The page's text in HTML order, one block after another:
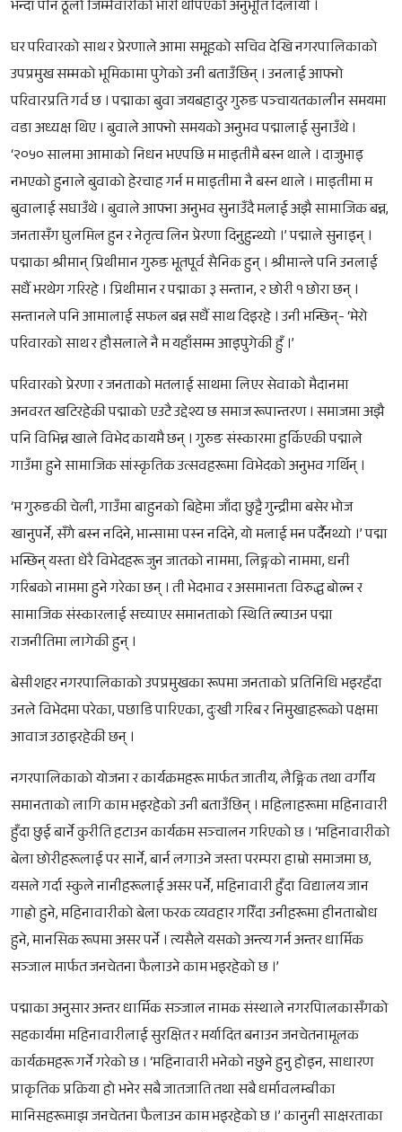
भन्दा पनि ठूलो जिम्मेवारीको भारी थपिएको अनुभूति दिलायो ।
घर परिवारको साथ र प्रेरणाले आमा समूहको सचिव देखि नगरपालिकाको
उपप्रमुख सम्मको भूमिकामा पुगेको उनी बताउँछिन् । उनलाई आफ्नो
परिवारप्रति गर्व छ । पद्माका बुवा जयबहादुर गुरुङ पञ्चायतकालीन समयमा
वडा अध्यक्ष थिए । बुवाले आफ्नो समयको अनुभव पद्मालाई सुनाउँथे ।
‘२०५० सालमा आमाको निधन भएपछि म माइतीमै बस्न थाले । दाजुभाइ
नभएको हुनाले बुवाको हेरचाह गर्न म माइतीमा नै बस्न थाले । माइतीमा म
बुवालाई सघाउँथे । बुवाले आफ्ना अनुभव सुनाउँदै मलाई अझै सामाजिक बन्न,
जनतासँग घुलमिल हुन र नेतृत्व लिन प्रेरणा दिनुहुन्थ्यो ।’ पद्माले सुनाइन् ।
पद्माका श्रीमान् प्रिथीमान गुरुङ भूतपूर्व सैनिक हुन् । श्रीमान्ले पनि उनलाई
सधैँ भरथेग गरिरहे । प्रिथीमान र पद्माका ३ सन्तान, २ छोरी १ छोरा छन् ।
सन्तानले पनि आमालाई सफल बन्न सधैँ साथ दिइरहे । उनी भन्छिन्- ‘मेरो
परिवारको साथ र हौसलाले नै म यहाँसम्म आइपुगेकी हुँ ।’
परिवारको प्रेरणा र जनताको मतलाई साथमा लिएर सेवाको मैदानमा
अनवरत खटिरहेकी पद्माको एउटै उद्देश्य छ समाज रूपान्तरण । समाजमा अझै
पनि विभिन्न खाले विभेद कायमै छन् । गुरुङ संस्कारमा हुर्किएकी पद्माले
गाउँमा हुने सामाजिक सांस्कृतिक उत्सवहरूमा विभेदको अनुभव गर्थिन् ।
‘म गुरुङकी चेली, गाउँमा बाहुनको बिहेमा जाँदा छुट्टै गुन्द्रीमा बसेर भोज
खानुपर्ने, सँगै बस्न नदिने, भान्सामा पस्न नदिने, यो मलाई मन पर्दैनथ्यो ।’ पद्मा
भन्छिन् यस्ता धेरै विभेदहरू जुन जातको नाममा, लिङ्गको नाममा, धनी
गरिबको नाममा हुने गरेका छन् । ती भेदभाव र असमानता विरुद्ध बोल्न र
सामाजिक संस्कारलाई सच्याएर समानताको स्थिति ल्याउन पद्मा
राजनीतिमा लागेकी हुन् ।
बेसीशहर नगरपालिकाको उपप्रमुखका रूपमा जनताको प्रतिनिधि भइरहँदा
उनले विभेदमा परेका, पछाडि पारिएका, दुःखी गरिब र निमुखाहरूको पक्षमा
आवाज उठाइरहेकी छन् ।
नगरपालिकाको योजना र कार्यक्रमहरू मार्फत जातीय, लैङ्गिक तथा वर्गीय
समानताको लागि काम भइरहेको उनी बताउँछिन् । महिलाहरूमा महिनावारी
हुँदा छुई बार्ने कुरीति हटाउन कार्यक्रम सञ्चालन गरिएको छ । ‘महिनावारीको
बेला छोरीहरूलाई पर सार्ने, बार्न लगाउने जस्ता परम्परा हाम्रो समाजमा छ,
यसले गर्दा स्कुले नानीहरूलाई असर पर्ने, महिनावारी हुँदा विद्यालय जान
गाह्रो हुने, महिनावारीको बेला फरक व्यवहार गरिँदा उनीहरूमा हीनताबोध
हुने, मानसिक रूपमा असर पर्ने । त्यसैले यसको अन्त्य गर्न अन्तर धार्मिक
सञ्जाल मार्फत जनचेतना फैलाउने काम भइरहेको छ ।’
पद्माका अनुसार अन्तर धार्मिक सञ्जाल नामक संस्थाले नगरपािलकासँगको
सहकार्यमा महिनावारीलाई सुरक्षित र मर्यादित बनाउन जनचेतनामूलक
कार्यक्रमहरू गर्ने गरेको छ । ‘महिनावारी भनेको नछुने हुनु होइन, साधारण
प्राकृतिक प्रक्रिया हो भनेर सबै जातजाति तथा सबै धर्मावलम्बीका
मानिसहरूमाझ जनचेतना फैलाउन काम भइरहेको छ ।’ कानुनी साक्षरताका